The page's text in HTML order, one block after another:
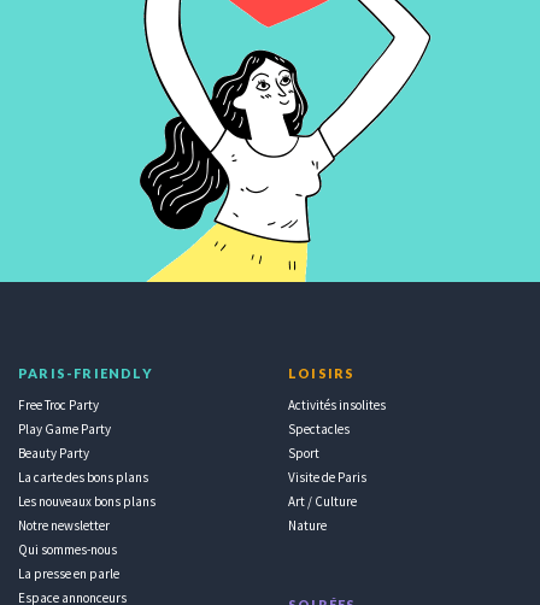
PARIS-FRIENDLY
Free Troc Party
Play Game Party
Beauty Party
La carte des bons plans
Les nouveaux bons plans
Notre newsletter
Qui sommes-nous
La presse en parle
Espace annonceurs
LOISIRS
Activités insolites
Spectacles
Sport
Visite de Paris
Art / Culture
Nature